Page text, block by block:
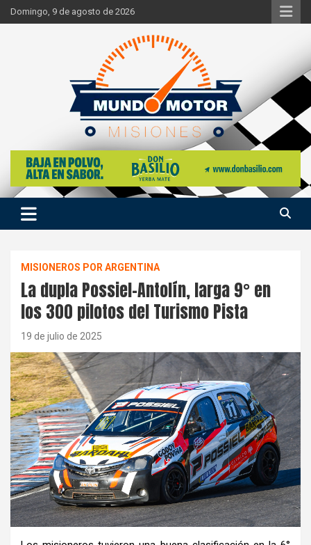
Skip
to
Domingo, 9 de agosto de 2026
Mundo Motor Misiones
Si hay ruido de motores ahí estaremos
MISIONEROS POR ARGENTINA
La dupla Possiel-Antolín, larga 9° en
los 300 pilotos del Turismo Pista
19 de julio de 2025